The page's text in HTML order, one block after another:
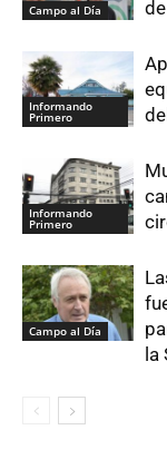
Campo al Día
Informando
Primero
Informando
Primero
Campo al Día
la